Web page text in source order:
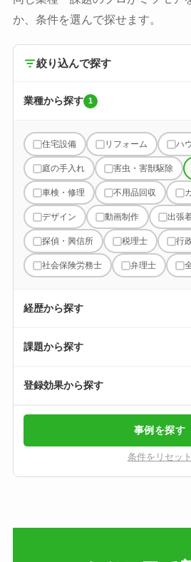
か、条件を選んで探せます。
絞り込んで探す
業種から探す 1
住宅設備 リフォーム ハ
庭の手入れ 害虫・害獣駆除
車検・修理 不用品回収
デザイン 動画制作 出張
探偵・興信所 税理士 行
社会保険労務士 弁理士
経歴から探す
課題から探す
登録効果から探す
事例を探す
条件をリセット